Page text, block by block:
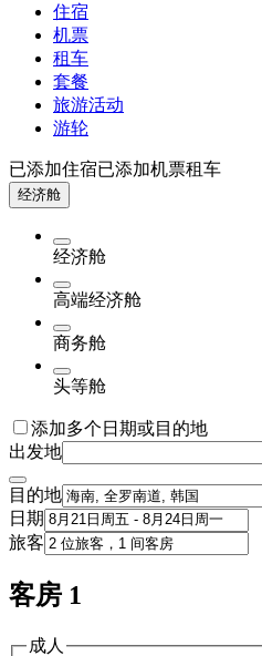
住宿
机票
租车
套餐
旅游活动
游轮
已添加住宿已添加机票租车
经济舱
经济舱
高端经济舱
商务舱
头等舱
添加多个日期或目的地
出发地
目的地
日期
旅客
客房 1
成人